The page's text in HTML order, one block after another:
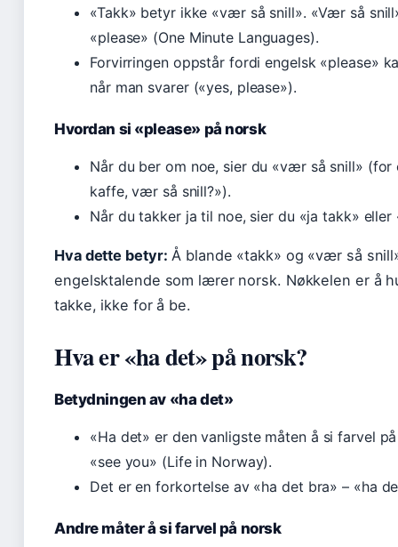
«Takk» betyr ikke «vær så snill». «Vær så
«please» (One Minute Languages).
Forvirringen oppstår fordi engelsk «please»
når man svarer («yes, please»).
Hvordan si «please» på norsk
Når du ber om noe, sier du «vær så snill» (for
kaffe, vær så snill?»).
Når du takker ja til noe, sier du «ja takk» eller
Hva dette betyr: Å blande «takk» og «vær så
engelsktalende som lærer norsk. Nøkkelen er å
takke, ikke for å be.
Hva er «ha det» på norsk?
Betydningen av «ha det»
«Ha det» er den vanligste måten å si farvel
«see you» (Life in Norway).
Det er en forkortelse av «ha det bra» – «ha
Andre måter å si farvel på norsk